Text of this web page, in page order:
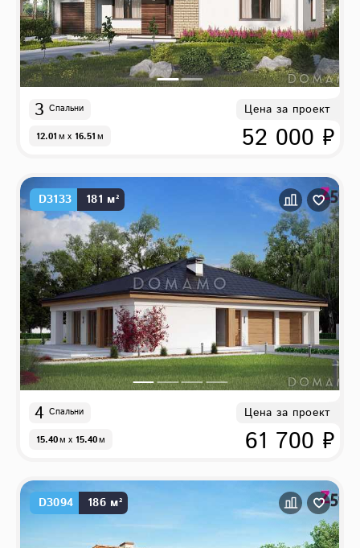
3 Спальни
12.01м x 16.51м
Цена за проект
52 000 ₽
D3133 181 м²
4 Спальни
15.40м x 15.40м
Цена за проект
61 700 ₽
D3094 186 м²